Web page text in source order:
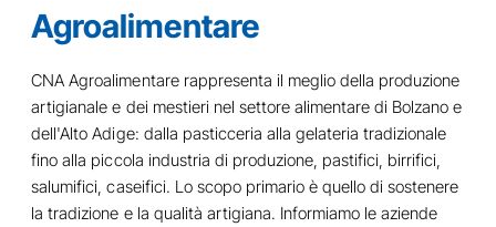
Agroalimentare
CNA Agroalimentare rappresenta il meglio della produzione
artigianale e dei mestieri nel settore alimentare di Bolzano e
dell'Alto Adige: dalla pasticceria alla gelateria tradizionale
fino alla piccola industria di produzione, pastifici, birrifici,
salumifici, caseifici. Lo scopo primario è quello di sostenere
la tradizione e la qualità artigiana. Informiamo le aziende